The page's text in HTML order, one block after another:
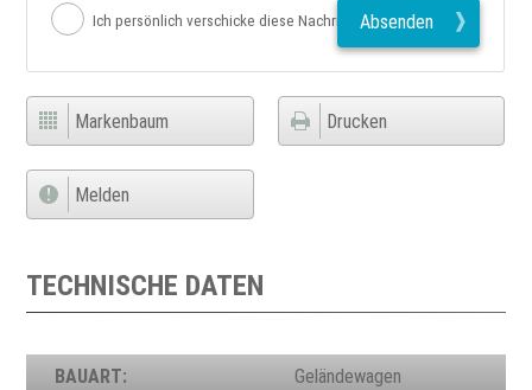
Ich persönlich verschicke diese Nachricht Absenden
Markenbaum Drucken
Melden
TECHNISCHE DATEN
BAUART: Geländewagen